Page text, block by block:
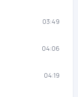
03:49
04:06
04:19